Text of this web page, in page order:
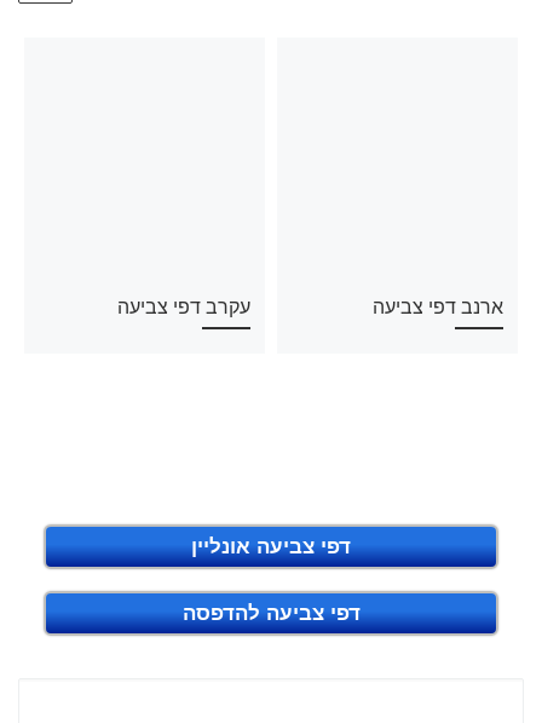
ארנב דפי צביעה עקרב דפי צביעה
דפי צביעה אונליין
דפי צביעה להדפסה